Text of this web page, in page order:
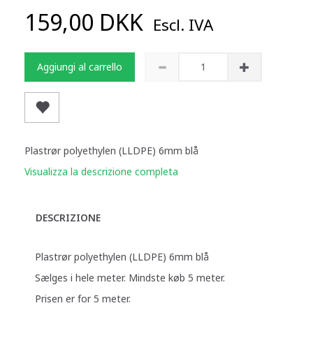
159,00 DKK Escl. IVA
Aggiungi al carrello
Plastrør polyethylen (LLDPE) 6mm blå
Visualizza la descrizione completa
DESCRIZIONE
Plastrør polyethylen (LLDPE) 6mm blå
Sælges i hele meter. Mindste køb 5 meter.
Prisen er for 5 meter.